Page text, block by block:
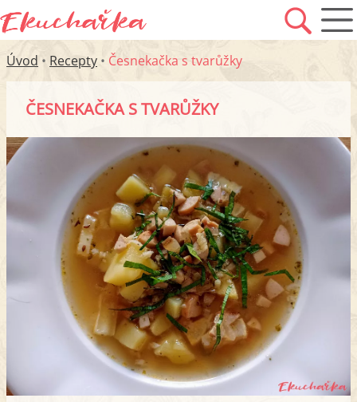
Úvod • Recepty • Česnekačka s tvarůžky
ČESNEKAČKA S TVARŮŽKY